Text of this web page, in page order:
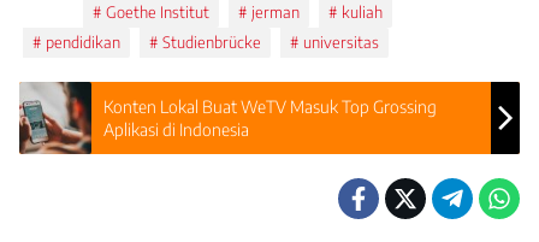
Goethe Institut jerman
kuliah
pendidikan
Studienbrücke universitas
Konten Lokal Buat WeTV Masuk Top Grossing
Aplikasi di Indonesia